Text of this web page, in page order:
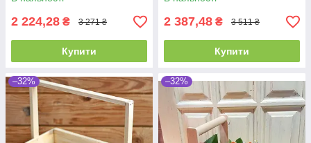
2 224,28 ₴ 3 271 ₴
Купити
2 387,48 ₴ 3 511 ₴
Купити
–32% –32%